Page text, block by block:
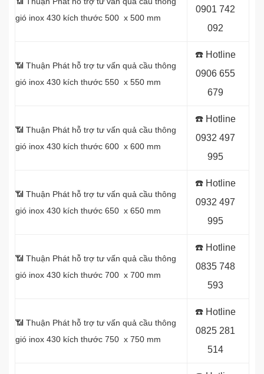
gió inox 430 kích thước 500 x 500 mm
0901 742
092
📶 Thuận Phát hỗ trợ tư vấn quả cầu thông
gió inox 430 kích thước 550 x 550 mm
☎️ Hotline
0906 655
679
📶 Thuận Phát hỗ trợ tư vấn quả cầu thông
gió inox 430 kích thước 600 x 600 mm
☎️ Hotline
0932 497
995
📶 Thuận Phát hỗ trợ tư vấn quả cầu thông
gió inox 430 kích thước 650 x 650 mm
☎️ Hotline
0932 497
995
📶 Thuận Phát hỗ trợ tư vấn quả cầu thông
gió inox 430 kích thước 700 x 700 mm
☎️ Hotline
0835 748
593
📶 Thuận Phát hỗ trợ tư vấn quả cầu thông
gió inox 430 kích thước 750 x 750 mm
☎️ Hotline
0825 281
514